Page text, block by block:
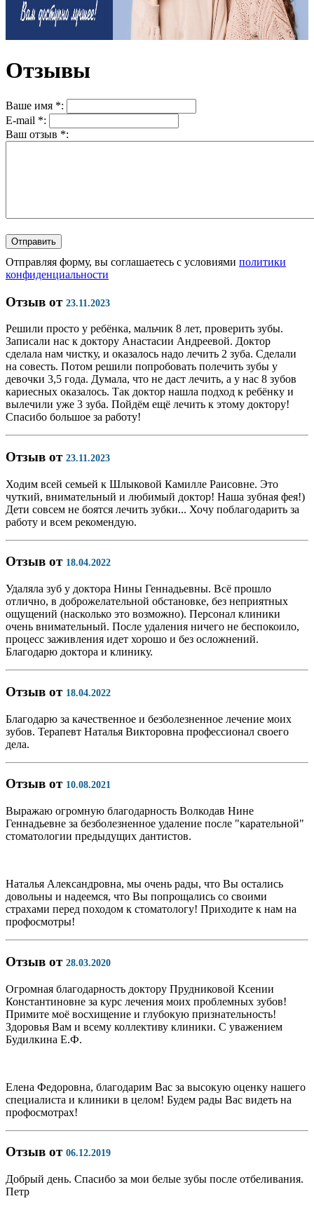
Отзывы
Ваше имя *:
E-mail *:
Ваш отзыв *:
Отправляя форму, вы соглашаетесь с условиями политики
конфиденциальности
Отзыв от 23.11.2023
Решили просто у ребёнка, мальчик 8 лет, проверить зубы.
Записали нас к доктору Анастасии Андреевой. Доктор
сделала нам чистку, и оказалось надо лечить 2 зуба. Сделали
на совесть. Потом решили попробовать полечить зубы у
девочки 3,5 года. Думала, что не даст лечить, а у нас 8 зубов
кариесных оказалось. Так доктор нашла подход к ребёнку и
вылечили уже 3 зуба. Пойдём ещё лечить к этому доктору!
Спасибо большое за работу!
Отзыв от 23.11.2023
Ходим всей семьей к Шлыковой Камилле Раисовне. Это
чуткий, внимательный и любимый доктор! Наша зубная фея!)
Дети совсем не боятся лечить зубки... Хочу поблагодарить за
работу и всем рекомендую.
Отзыв от 18.04.2022
Удаляла зуб у доктора Нины Геннадьевны. Всё прошло
отлично, в доброжелательной обстановке, без неприятных
ощущений (насколько это возможно). Персонал клиники
очень внимательный. После удаления ничего не беспокоило,
процесс заживления идет хорошо и без осложнений.
Благодарю доктора и клинику.
Отзыв от 18.04.2022
Благодарю за качественное и безболезненное лечение моих
зубов. Терапевт Наталья Викторовна профессионал своего
дела.
Отзыв от 10.08.2021
Выражаю огромную благодарность Волкодав Нине
Геннадьевне за безболезненное удаление после "карательной"
стоматологии предыдущих дантистов.
Наталья Александровна, мы очень рады, что Вы остались
довольны и надеемся, что Вы попрощались со своими
страхами перед походом к стоматологу! Приходите к нам на
профосмотры!
Отзыв от 28.03.2020
Огромная благодарность доктору Прудниковой Ксении
Константиновне за курс лечения моих проблемных зубов!
Примите моё восхищение и глубокую признательность!
Здоровья Вам и всему коллективу клиники. С уважением
Будилкина Е.Ф.
Елена Федоровна, благодарим Вас за высокую оценку нашего
специалиста и клиники в целом! Будем рады Вас видеть на
профосмотрах!
Отзыв от 06.12.2019
Добрый день. Спасибо за мои белые зубы после отбеливания.
Петр